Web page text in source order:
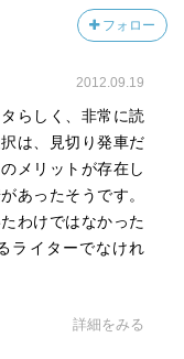
フォロー
2012.09.19
らしく、非常に読
は、見切り発車だ
メリットが存在し
あったそうです。
わけではなかった
ライターでなけれ
詳細をみる